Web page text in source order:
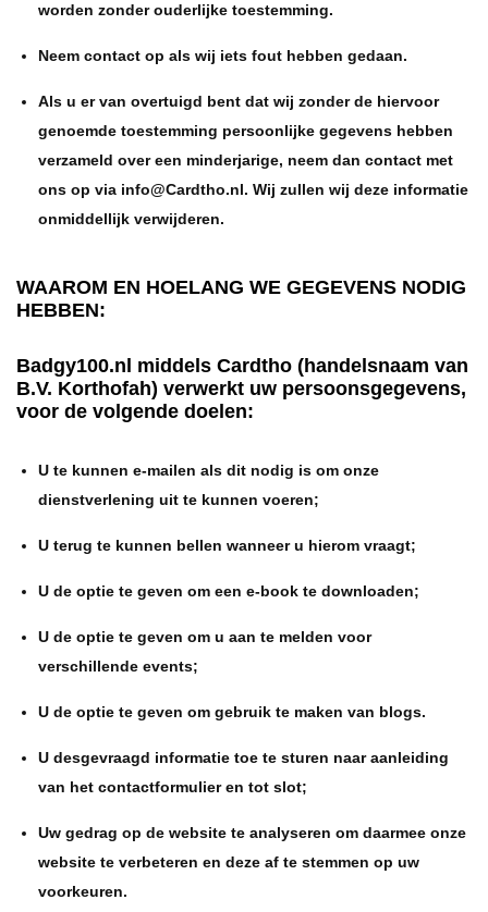
worden zonder ouderlijke toestemming.
Neem contact op als wij iets fout hebben gedaan.
Als u er van overtuigd bent dat wij zonder de hiervoor
genoemde toestemming persoonlijke gegevens hebben
verzameld over een minderjarige, neem dan contact met
ons op via info@Cardtho.nl. Wij zullen wij deze informatie
onmiddellijk verwijderen.
WAAROM EN HOELANG WE GEGEVENS NODIG
HEBBEN:
Badgy100.nl middels Cardtho (handelsnaam van
B.V. Korthofah) verwerkt uw persoonsgegevens,
voor de volgende doelen:
U te kunnen e-mailen als dit nodig is om onze
dienstverlening uit te kunnen voeren;
U terug te kunnen bellen wanneer u hierom vraagt;
U de optie te geven om een e-book te downloaden;
U de optie te geven om u aan te melden voor
verschillende events;
U de optie te geven om gebruik te maken van blogs.
U desgevraagd informatie toe te sturen naar aanleiding
van het contactformulier en tot slot;
Uw gedrag op de website te analyseren om daarmee onze
website te verbeteren en deze af te stemmen op uw
voorkeuren.